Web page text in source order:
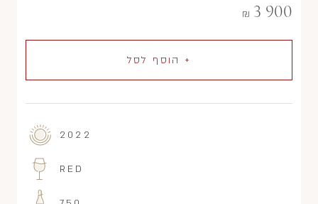
3 900
₪
+ הוסף לסל
2022
RED